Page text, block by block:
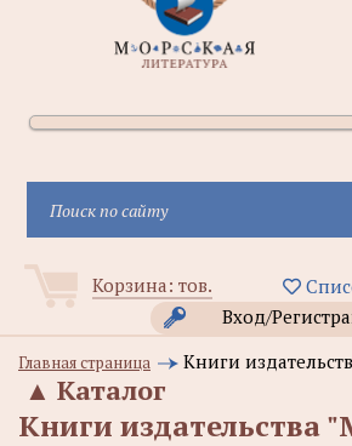
Корзина: тов.
Вход/
Главная страница Книги
Каталог
▲
Книги издательства